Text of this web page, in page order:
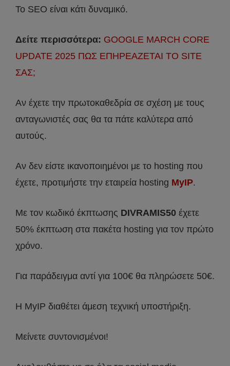
Το SEO είναι κάτι δυναμικό.
Δείτε περισσότερα: GOOGLE MARCH CORE
UPDATE 2025 ΠΩΣ ΕΠΗΡΕΑΖΕΤΑΙ ΤΟ SITE
ΣΑΣ;
Αν έχετε την πρωτοκαθεδρία σε σχέση με τους
ανταγωνιστές σας θα τα πάτε καλύτερα από
αυτούς.
Αν δεν είστε ικανοποιημένοι με το hosting που
έχετε, προτιμήστε την εταιρεία hosting MyIP.
Με τον κωδικό έκπτωσης DIVRAMIS50 έχετε
50% έκπτωση στα πακέτα hosting για τον πρώτο
χρόνο.
Για παράδειγμα αντί για 100€ θα πληρώσετε 50€.
Η MyIP διαθέτει άμεση τεχνική υποστήριξη.
Μείνετε συντονισμένοι!